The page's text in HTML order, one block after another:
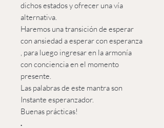
dichos estados y ofrecer una vía
alternativa.
Haremos una transición de esperar
con ansiedad a esperar con esperanza
, para luego ingresar en la armonía
con conciencia en el momento
presente.
Las palabras de este mantra son
Instante esperanzador.
Buenas prácticas!
.